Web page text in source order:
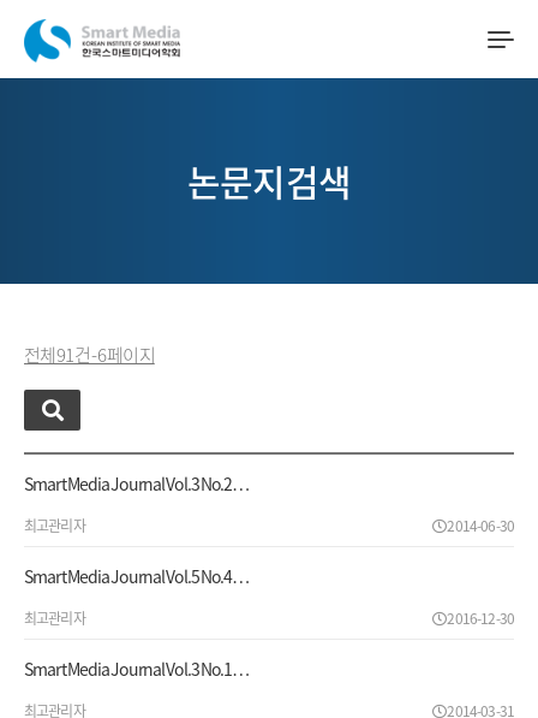
논문지검색
전체 91 건 - 6 페이지
Smart Media Journal Vol.3 No.2…
최고관리자 2014-06-30
Smart Media Journal Vol.5 No.4…
최고관리자 2016-12-30
Smart Media Journal Vol.3 No.1…
최고관리자 2014-03-31